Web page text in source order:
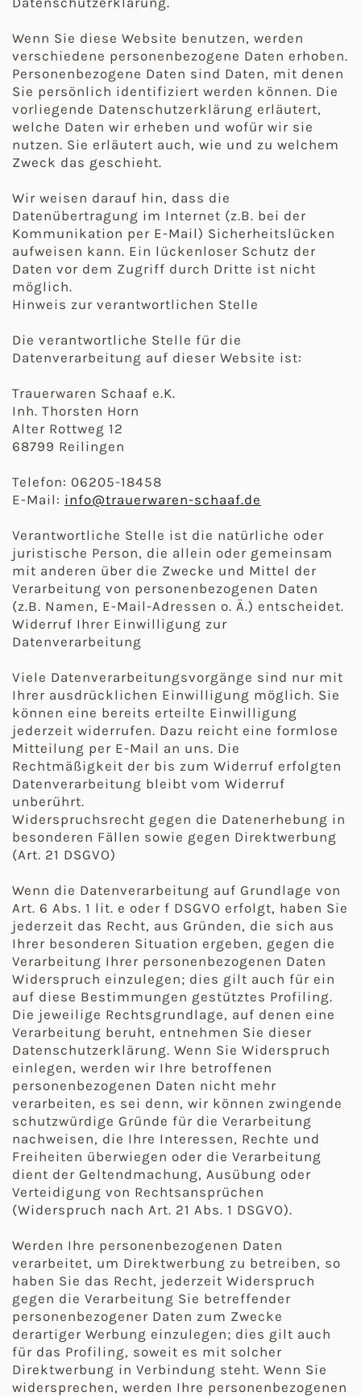
Wenn Sie diese Website benutzen, werden
verschiedene personenbezogene Daten erhoben.
Personenbezogene Daten sind Daten, mit denen
Sie persönlich identifiziert werden können. Die
vorliegende Datenschutzerklärung erläutert,
welche Daten wir erheben und wofür wir sie
nutzen. Sie erläutert auch, wie und zu welchem
Zweck das geschieht.
Wir weisen darauf hin, dass die
Datenübertragung im Internet (z.B. bei der
Kommunikation per E-Mail) Sicherheitslücken
aufweisen kann. Ein lückenloser Schutz der
Daten vor dem Zugriff durch Dritte ist nicht
möglich.
Hinweis zur verantwortlichen Stelle
Die verantwortliche Stelle für die
Datenverarbeitung auf dieser Website ist:
Trauerwaren Schaaf e.K.
Inh. Thorsten Horn
Alter Rottweg 12
68799 Reilingen
Telefon: 06205-18458
E-Mail: info@trauerwaren-schaaf.de
Verantwortliche Stelle ist die natürliche oder
juristische Person, die allein oder gemeinsam
mit anderen über die Zwecke und Mittel der
Verarbeitung von personenbezogenen Daten
(z.B. Namen, E-Mail-Adressen o. Ä.) entscheidet.
Widerruf Ihrer Einwilligung zur
Datenverarbeitung
Viele Datenverarbeitungsvorgänge sind nur mit
Ihrer ausdrücklichen Einwilligung möglich. Sie
können eine bereits erteilte Einwilligung
jederzeit widerrufen. Dazu reicht eine formlose
Mitteilung per E-Mail an uns. Die
Rechtmäßigkeit der bis zum Widerruf erfolgten
Datenverarbeitung bleibt vom Widerruf
unberührt.
Widerspruchsrecht gegen die Datenerhebung in
besonderen Fällen sowie gegen Direktwerbung
(Art. 21 DSGVO)
Wenn die Datenverarbeitung auf Grundlage von
Art. 6 Abs. 1 lit. e oder f DSGVO erfolgt, haben Sie
jederzeit das Recht, aus Gründen, die sich aus
Ihrer besonderen Situation ergeben, gegen die
Verarbeitung Ihrer personenbezogenen Daten
Widerspruch einzulegen; dies gilt auch für ein
auf diese Bestimmungen gestütztes Profiling.
Die jeweilige Rechtsgrundlage, auf denen eine
Verarbeitung beruht, entnehmen Sie dieser
Datenschutzerklärung. Wenn Sie Widerspruch
einlegen, werden wir Ihre betroffenen
personenbezogenen Daten nicht mehr
verarbeiten, es sei denn, wir können zwingende
schutzwürdige Gründe für die Verarbeitung
nachweisen, die Ihre Interessen, Rechte und
Freiheiten überwiegen oder die Verarbeitung
dient der Geltendmachung, Ausübung oder
Verteidigung von Rechtsansprüchen
(Widerspruch nach Art. 21 Abs. 1 DSGVO).
Werden Ihre personenbezogenen Daten
verarbeitet, um Direktwerbung zu betreiben, so
haben Sie das Recht, jederzeit Widerspruch
gegen die Verarbeitung Sie betreffender
personenbezogener Daten zum Zwecke
derartiger Werbung einzulegen; dies gilt auch
für das Profiling, soweit es mit solcher
Direktwerbung in Verbindung steht. Wenn Sie
widersprechen, werden Ihre personenbezogenen